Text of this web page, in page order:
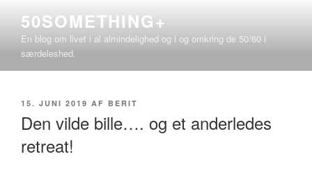
indhold
50SOMETHING+
En blog om livet i al almindelighed og i og omkring de 50/60 i
særdeleshed.
UDGIVET
15. JUNI 2019 AF BERIT
Den vilde bille…. og et anderledes
retreat!